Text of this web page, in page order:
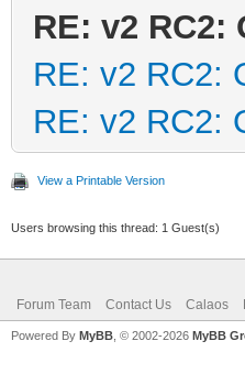
RE: v2 RC2:
RE: v2 RC2:
RE: v2 RC2:
View a Printable Version
Users browsing this thread: 1 Guest(s)
Forum Team Contact Us Calaos
Powered By MyBB , © 2002-2026 MyBB